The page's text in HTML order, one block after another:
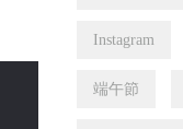
Instagram
端午節